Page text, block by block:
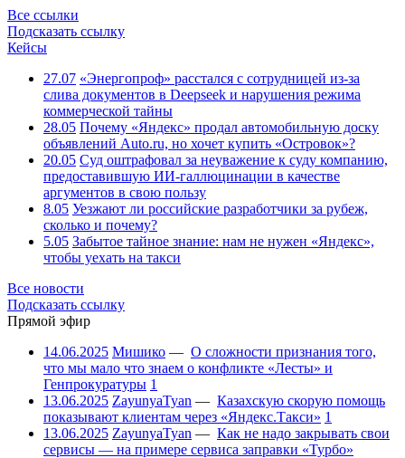
Все ссылки
Подсказать ссылку
Кейсы
27.07 «Энергопроф» расстался с сотрудницей из-за
слива документов в Deepseek и нарушения режима
коммерческой тайны
28.05 Почему «Яндекс» продал автомобильную доску
объявлений Auto.ru, но хочет купить «Островок»?
20.05 Суд оштрафовал за неуважение к суду компанию,
предоставившую ИИ-галлюцинации в качестве
аргументов в свою пользу
8.05 Уезжают ли российские разработчики за рубеж,
сколько и почему?
5.05 Забытое тайное знание: нам не нужен «Яндекс»,
чтобы уехать на такси
Все новости
Подсказать ссылку
Прямой эфир
14.06.2025 Мишико — О сложности признания того,
что мы мало что знаем о конфликте «Лесты» и
Генпрокуратуры 1
13.06.2025 ZayunyaTyan — Казахскую скорую помощь
показывают клиентам через «Яндекс.Такси» 1
13.06.2025 ZayunyaTyan — Как не надо закрывать свои
сервисы — на примере сервиса заправки «Турбо»